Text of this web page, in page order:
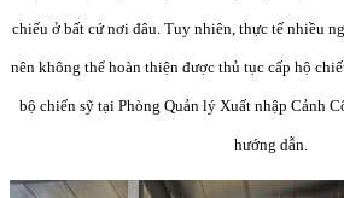
chiếu ở bất cứ nơi đâu. Tuy nhiên, thực tế nhiều
nên không thể hoàn thiện được thủ tục cấp hộ
bộ chiến sỹ tại Phòng Quản lý Xuất nhập Cảnh
hướng dẫn.